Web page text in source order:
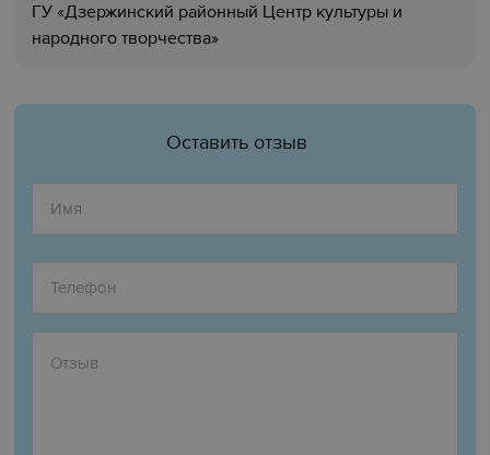
ГУ «‎Дзержинский районный Центр культуры и
народного творчества»
Оставить отзыв